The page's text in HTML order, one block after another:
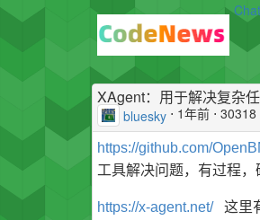
XAgent：用于解决复杂
bluesky ⋅ 1年前 ⋅
https://github.com/
工具解决问题，有过程，
https://x-agent.net/这里